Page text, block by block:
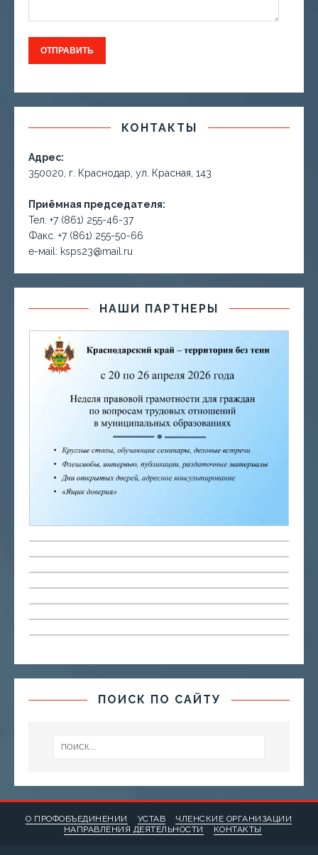
КОНТАКТЫ
Адрес:
350020, г. Краснодар, ул. Красная, 143
Приёмная председателя:
Тел. +7 (861) 255-46-37
Факс. +7 (861) 255-50-66
е-маil: ksps23@mail.ru
НАШИ ПАРТНЕРЫ
ПОИСК ПО САЙТУ
О ПРОФОБЪЕДИНЕНИИ УСТАВ
ЧЛЕНСКИЕ ОРГАНИЗАЦИИ
НАПРАВЛЕНИЯ ДЕЯТЕЛЬНОСТИ
КОНТАКТЫ